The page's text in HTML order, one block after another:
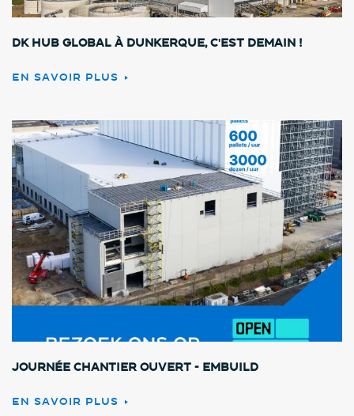
DK HUB GLOBAL à Dunkerque, c'est demain !
EN SAVOIR PLUS
Journée chantier ouvert - Embuild
EN SAVOIR PLUS